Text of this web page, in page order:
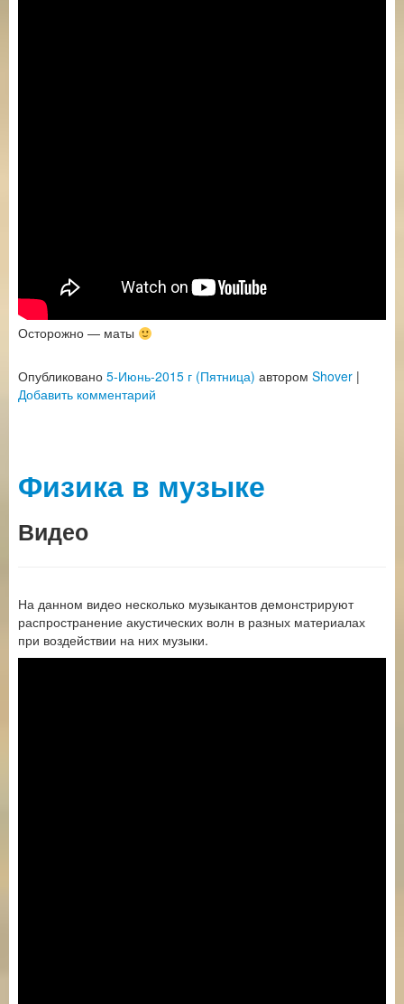
Осторожно — маты
Опубликовано 5-Июнь-2015 г (Пятница) автором Shover |
Добавить комментарий
Физика в музыке
Видео
На данном видео несколько музыкантов демонстрируют
распространение акустических волн в разных материалах
при воздействии на них музыки.